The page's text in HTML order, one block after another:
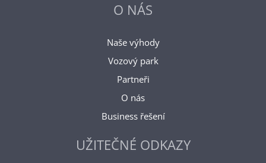
O NÁS
Naše výhody
Vozový park
Partneři
O nás
Business řešení
UŽITEČNÉ ODKAZY